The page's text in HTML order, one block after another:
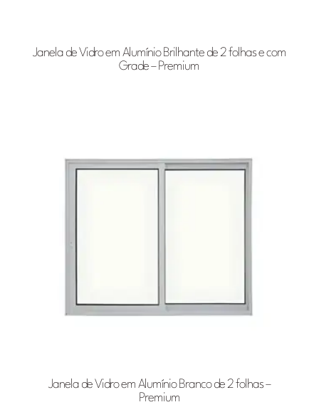
Janela de Vidro em Alumínio Brilhante de 2 folhas e com
Grade – Premium
Janela de Vidro em Alumínio Branco de 2 folhas –
Premium